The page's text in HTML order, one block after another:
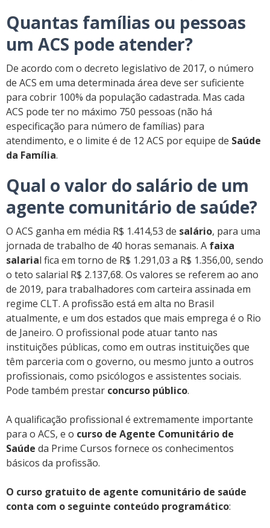
Quantas famílias ou pessoas
um ACS pode atender?
De acordo com o decreto legislativo de 2017, o número
de ACS em uma determinada área deve ser suficiente
para cobrir 100% da população cadastrada. Mas cada
ACS pode ter no máximo 750 pessoas (não há
especificação para número de famílias) para
atendimento, e o limite é de 12 ACS por equipe de Saúde
da Família.
Qual o valor do salário de um
agente comunitário de saúde?
O ACS ganha em média R$ 1.414,53 de salário, para uma
jornada de trabalho de 40 horas semanais. A faixa
salarial fica em torno de R$ 1.291,03 a R$ 1.356,00, sendo
o teto salarial R$ 2.137,68. Os valores se referem ao ano
de 2019, para trabalhadores com carteira assinada em
regime CLT. A profissão está em alta no Brasil
atualmente, e um dos estados que mais emprega é o Rio
de Janeiro. O profissional pode atuar tanto nas
instituições públicas, como em outras instituições que
têm parceria com o governo, ou mesmo junto a outros
profissionais, como psicólogos e assistentes sociais.
Pode também prestar concurso público.
A qualificação profissional é extremamente importante
para o ACS, e o curso de Agente Comunitário de
Saúde da Prime Cursos fornece os conhecimentos
básicos da profissão.
O curso gratuito de agente comunitário de saúde
conta com o seguinte conteúdo programático: